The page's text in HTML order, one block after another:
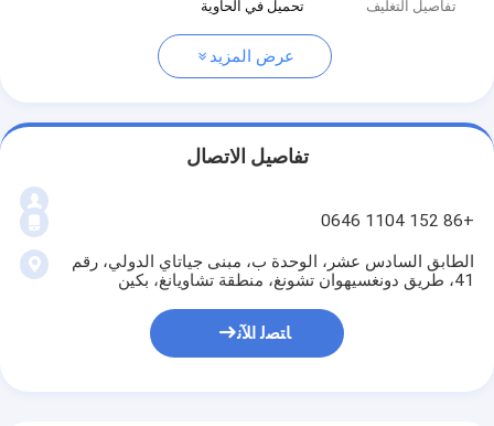
تفاصيل التغليف
تحميل في الحاوية
عرض المزيد
تفاصيل الاتصال
+86 152 1104 0646
الطابق السادس عشر، الوحدة ب، مبنى جياتاي الدولي، رقم
41، طريق دونغسيهوان تشونغ، منطقة تشاويانغ، بكين
ﺎﺘﺼﻟ ﺍﻶﻧ